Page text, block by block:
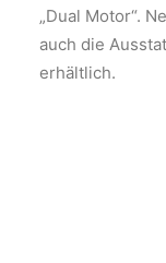
„Dual Motor“.
auch die
erhältlich.